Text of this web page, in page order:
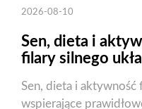
2026-08-10
Sen, dieta i
filary silnego
Sen, dieta i
wspierające